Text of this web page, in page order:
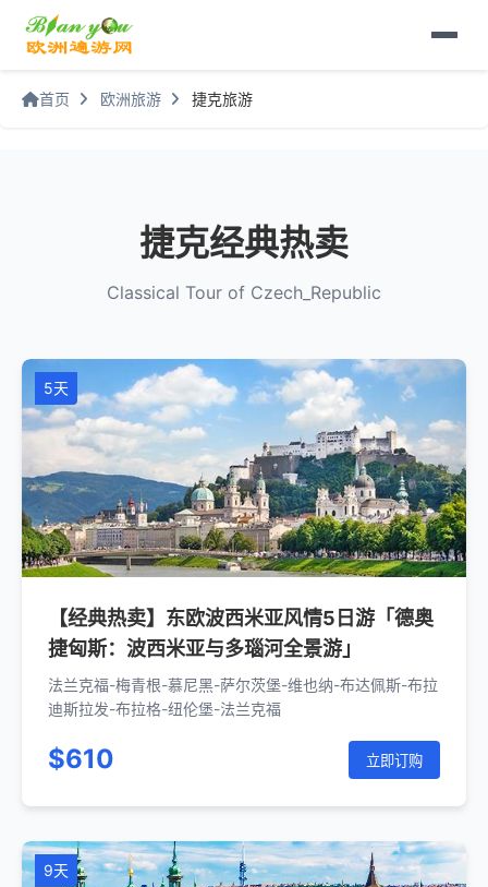
首页 欧洲旅游 捷克旅游
捷克经典热卖
Classical Tour of Czech_Republic
5天
【经典热卖】东欧波西米亚风情5日游「德奥
捷匈斯：波西米亚与多瑙河全景游」
法兰克福-梅青根-慕尼黑-萨尔茨堡-维也纳-布达佩斯-布拉
迪斯拉发-布拉格-纽伦堡-法兰克福
$610 立即订购
9天